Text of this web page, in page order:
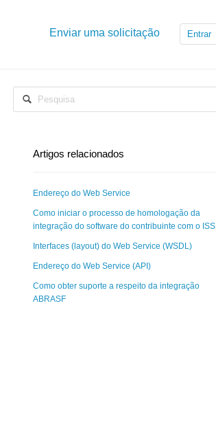
Enviar uma solicitação Entrar
Artigos relacionados
Endereço do Web Service
Como iniciar o processo de homologação da
integração do software do contribuinte com o ISS
Interfaces (layout) do Web Service (WSDL)
Endereço do Web Service (API)
Como obter suporte a respeito da integração
ABRASF